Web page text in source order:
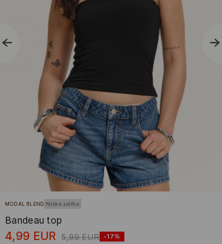
MODAL BLEND Niska zaliha
Bandeau top
4,99 EUR 5,99 EUR -17%